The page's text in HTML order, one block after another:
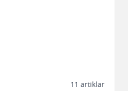
11 artiklar